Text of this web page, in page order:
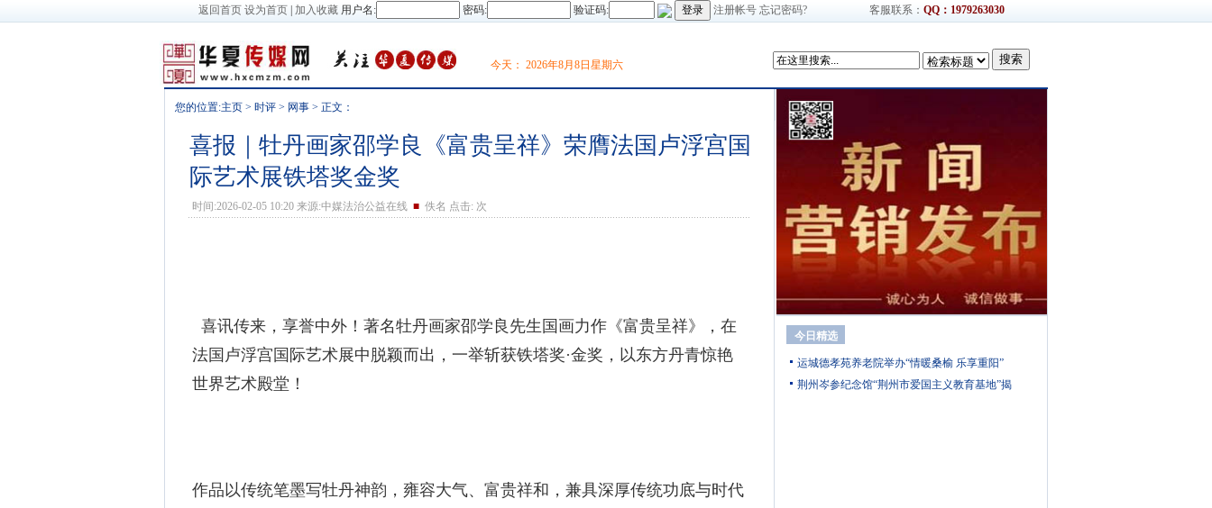
返回首页 设为首页| 加入收藏用户名: 密码: 验证码: 注册帐号 忘记密码? 客服联系： QQ：1979263030
今天： 2026年8月8日星期六 搜索
您的位置:主页 > 时评 > 网事 > 正文：
喜报｜牡丹画家邵学良《富贵呈祥》荣膺法国卢浮宫国
际艺术展铁塔奖金奖
时间:2026-02-05 10:20 来源:中媒法治公益在线 ■佚名 点击: 次
喜讯传来，享誉中外！著名牡丹画家邵学良先生国画力作《富贵呈祥》，在
法国卢浮宫国际艺术展中脱颖而出，一举斩获铁塔奖·金奖，以东方丹青惊艳
世界艺术殿堂！
作品以传统笔墨写牡丹神韵，雍容大气、富贵祥和，兼具深厚传统功底与时代
今日精选
运城德孝苑养老院举办“情暖桑榆 乐享重阳”
荆州岑参纪念馆“荆州市爱国主义教育基地”揭